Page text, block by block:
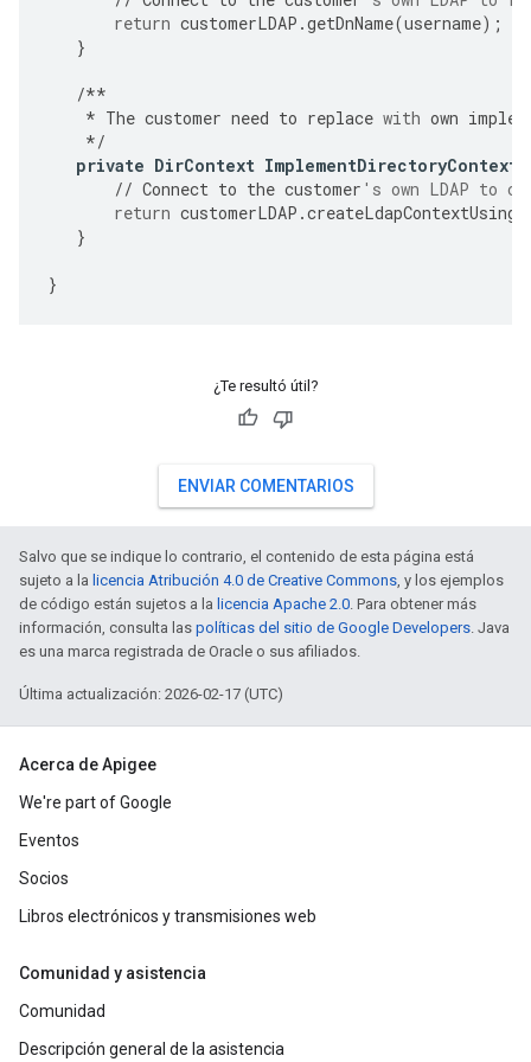
return customerLDAP .getDnName(username);
}
/**
* The customer need to replace with own
*/
private DirContext
// Connect to the customer 's own LDAP to
return customerLDAP .
}
}
¿Te resultó útil?
ENVIAR COMENTARIOS
Salvo que se indique lo contrario, el contenido de esta página está
sujeto a la licencia Atribución 4.0 de Creative Commons, y los ejemplos
de código están sujetos a la licencia Apache 2.0. Para obtener más
información, consulta las políticas del sitio de Google Developers. Java
es una marca registrada de Oracle o sus afiliados.
Última actualización: 2026-02-17 (UTC)
Acerca de Apigee
We're part of Google
Eventos
Socios
Libros electrónicos y transmisiones web
Comunidad y asistencia
Comunidad
Descripción general de la asistencia